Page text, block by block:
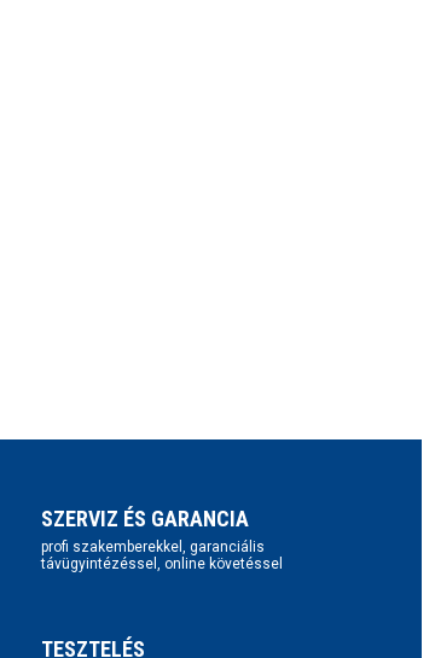
SZERVIZ ÉS GARANCIA
profi szakemberekkel, garanciális
távügyintézéssel, online követéssel
TESZTELÉS